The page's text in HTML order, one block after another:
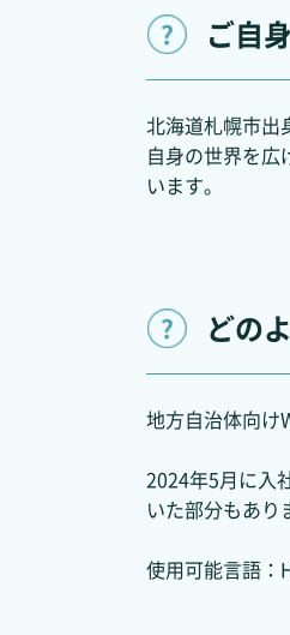
ご自
北海道札幌市出
自身の世界を
います。
どの
地方自治体向け
2024年5月に入
いた部分もあり
使用可能言語：